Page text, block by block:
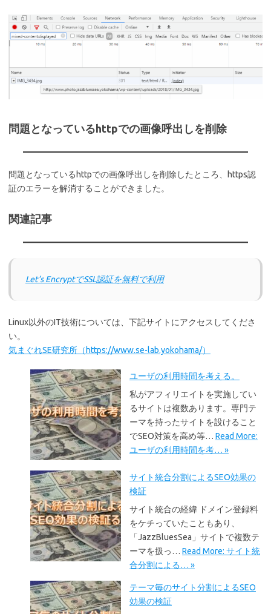
問題となっているhttpでの画像呼出しを削除
問題となっているhttpでの画像呼出しを削除したところ、https認
証のエラーを解消することができました。
関連記事
Let’s EncryptでSSL認証を無料で利用
Linux以外のIT技術については、下記サイトにアクセスしてくださ
い。
気まぐれSE研究所（https://www.se-lab.yokohama/）
ユーザの利用時間を考える。
私がアフィリエイトを実施してい
るサイトは複数あります。専門テ
ーマを持ったサイトを設けること
でSEO対策を高め等… Read More:
ユーザの利用時間を考… »
サイト統合分割によるSEO効果の
検証
サイト統合の経緯 ドメイン登録料
をケチっていたこともあり、
「JazzBluesSea」サイトで複数テ
ーマを扱っ… Read More: サイト統
合分割による… »
テーマ毎のサイト分割によるSEO
効果の検証